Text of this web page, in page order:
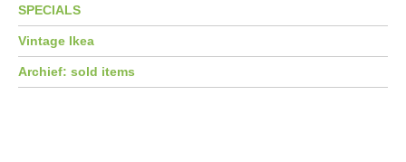
SPECIALS
Vintage Ikea
Archief: sold items